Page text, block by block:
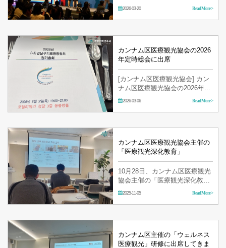
ェソン耳鼻咽喉科の『喉頭乳頭
2026-03-20 Read More >
カンナム区医療観光協会の2026
年定時総会に出席
[カンナム区医療観光協会] カン
ナム区医療観光協会の2026年定
時総会に出席してきました。
2026-03-06 Read More >
カンナム区医療観光協会主催の
「医療観光深化教育」
10月28日、カンナム区医療観光
協会主催の「医療観光深化教
育」に出席してきました！ CIS
2025-11-05 Read More >
カンナム区主催の「ウェルネス
医療観光」研修に出席してきま